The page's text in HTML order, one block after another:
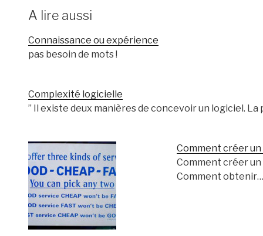
A lire aussi
Connaissance ou expérience
pas besoin de mots !
Complexité logicielle
” Il existe deux manières de concevoir un logiciel. La
Comment créer
Comment créer
Comment